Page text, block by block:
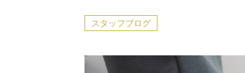
スタッフブログ